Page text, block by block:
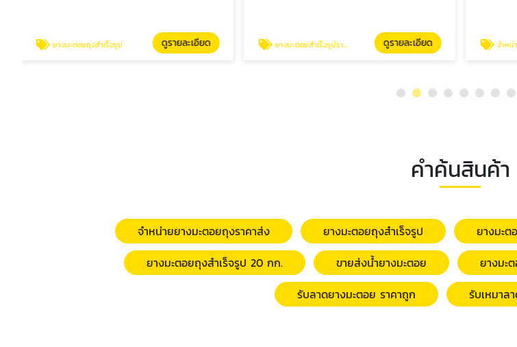
ยางมะตอยถุงสำเร็จรูป ดูรายละเอียด ยางมะตอยสำเร็จรูปราคาส่ง ดูรายละเอียด จำหน่าย
คำค้นสินค้า
จำหน่ายยางมะตอยถุงราคาส่ง ยางมะตอยถุงสำเร็จรูป ยางมะต
ยางมะตอยถุงสำเร็จรูป 20 กก.
ขายส่งน้ำยางมะตอย ยางมะ
รับลาดยางมะตอย ราคาถูก
รับเหมาล